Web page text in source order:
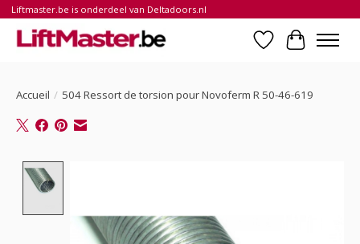
Liftmaster.be is onderdeel van Deltadoors.nl
Liste dePanier
Accueil / 504 Ressort de torsion pour Novoferm R 50-46-619